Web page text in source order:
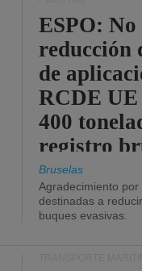
ESPO: No
reducción
de
RCDE UE
400
registro
Bruselas
Agradecimiento
destinadas a
buques evasivas.